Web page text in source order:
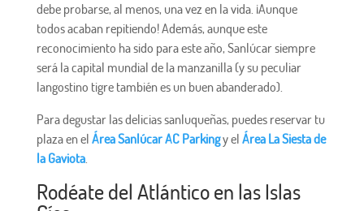
debe probarse, al menos, una vez en la vida. ¡Aunque
todos acaban repitiendo! Además, aunque este
reconocimiento ha sido para este año, Sanlúcar siempre
será la capital mundial de la manzanilla (y su peculiar
langostino tigre también es un buen abanderado).
Para degustar las delicias sanluqueñas, puedes reservar tu
plaza en el Área Sanlúcar AC Parkingy el Área La Siesta de
la Gaviota.
Rodéate del Atlántico en las Islas